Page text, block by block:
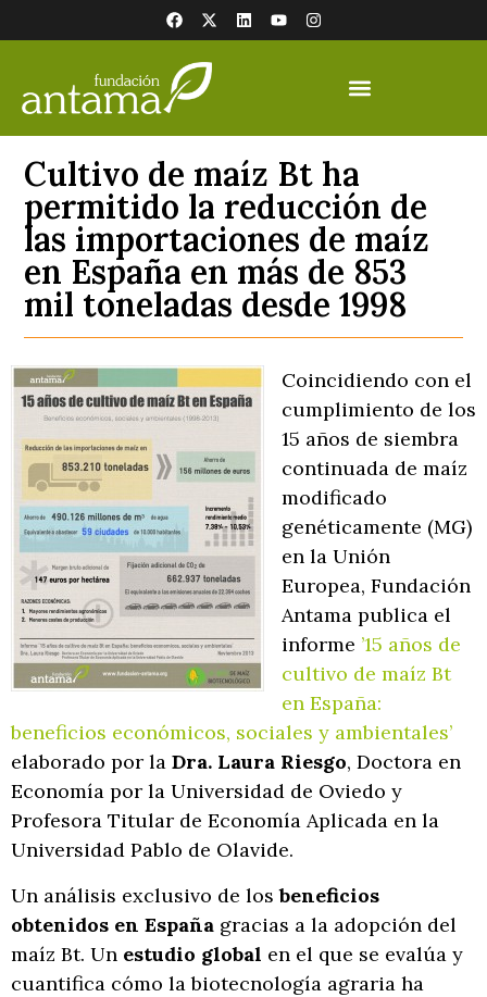
Cultivo de maíz Bt ha
permitido la reducción de
las importaciones de maíz
en España en más de 853
mil toneladas desde 1998
Coincidiendo con el
cumplimiento de los
15 años de siembra
continuada de maíz
modificado
genéticamente (MG)
en la Unión
Europea, Fundación
Antama publica el
informe ’15 años de
cultivo de maíz Bt
en España:
beneficios económicos, sociales y ambientales’
elaborado por la Dra. Laura Riesgo, Doctora en
Economía por la Universidad de Oviedo y
Profesora Titular de Economía Aplicada en la
Universidad Pablo de Olavide.
Un análisis exclusivo de losbeneficios
obtenidos en España gracias a la adopción del
maíz Bt. Un estudio global en el que se evalúa y
cuantifica cómo la biotecnología agraria ha